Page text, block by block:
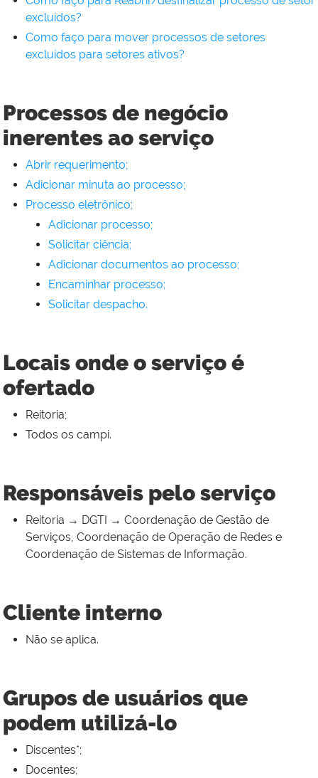
excluídos?
Como faço para mover processos de setores
excluídos para setores ativos?
Processos de negócio
inerentes ao serviço
Abrir requerimento;
Adicionar minuta ao processo;
Processo eletrônico;
Adicionar processo;
Solicitar ciência;
Adicionar documentos ao processo;
Encaminhar processo;
Solicitar despacho.
Locais onde o serviço é
ofertado
Reitoria;
Todos os campi.
Responsáveis pelo serviço
Reitoria → DGTI → Coordenação de Gestão de
Serviços, Coordenação de Operação de Redes e
Coordenação de Sistemas de Informação.
Cliente interno
Não se aplica.
Grupos de usuários que
podem utilizá-lo
Discentes*;
Docentes;